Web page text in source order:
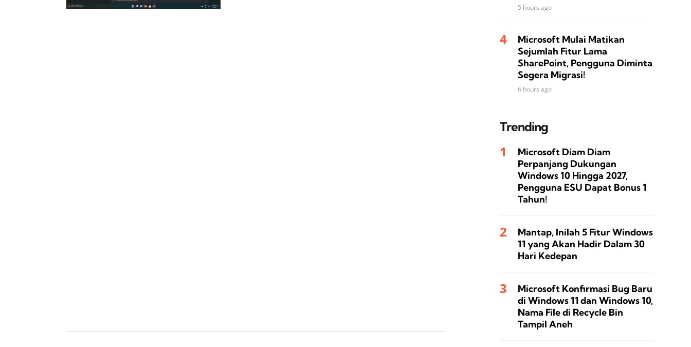
5 hours ago
Microsoft Mulai Matikan
Sejumlah Fitur Lama
SharePoint, Pengguna Diminta
Segera Migrasi!
6 hours ago
Trending
Microsoft Diam Diam
Perpanjang Dukungan
Windows 10 Hingga 2027,
Pengguna ESU Dapat Bonus 1
Tahun!
Mantap, Inilah 5 Fitur Windows
11 yang Akan Hadir Dalam 30
Hari Kedepan
Microsoft Konfirmasi Bug Baru
di Windows 11 dan Windows 10,
Nama File di Recycle Bin
Tampil Aneh